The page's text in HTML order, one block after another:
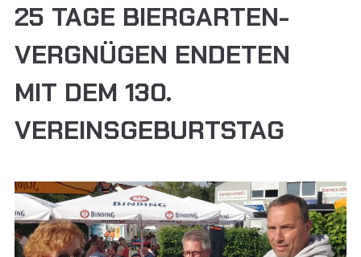
25 TAGE BIERGARTEN-
VERGNÜGEN ENDETEN
MIT DEM 130.
VEREINSGEBURTSTAG